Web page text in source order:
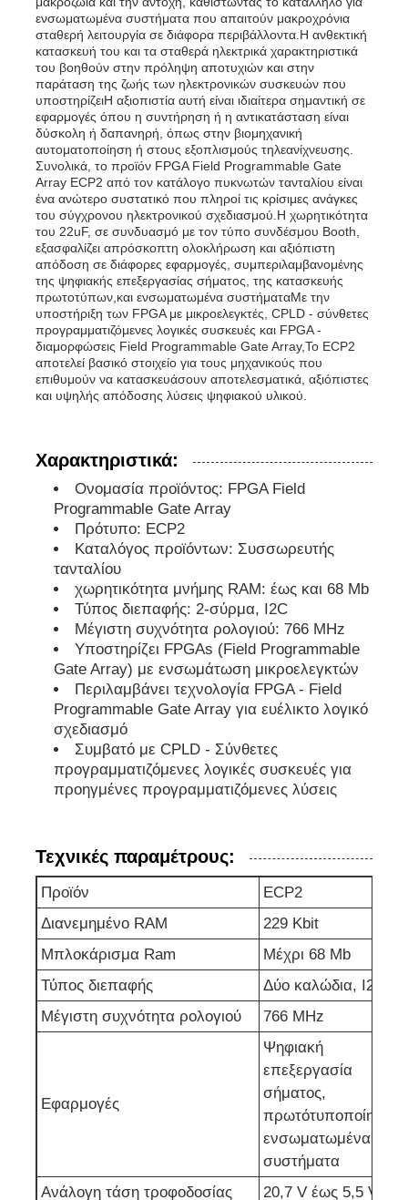
Μονάδα μικροελεγκτών MCU
Σύστημα SOC σε τσιπ
MPU IC
ΚΑΠΚΑΠΚΑ
Ανιχνευτής θερμότητας υπέρυθρου
Τσιπ ολοκληρωμένου κυκλώματος DSP
Τσιπ μνήμης DRAM
eeprom τσιπ
Τσιπ PSRAM
Τσιπ SRAM
Χωρίς φλας
Κύκλωμα διακόπτη EPROM
UART IC
ADC DAC
Ενοποιημένα κυκλώματα ραδιοκυμάτων
Ηλεκτρονικά εξαρτήματα
Προγραμματισμός PLC
Μονάδα GPS
ενσωματωμένα συστήματα που απαιτούν μακροχρόνια
σταθερή λειτουργία σε διάφορα περιβάλλοντα.Η ανθεκτική
κατασκευή του και τα σταθερά ηλεκτρικά χαρακτηριστικά
του βοηθούν στην πρόληψη αποτυχιών και στην
παράταση της ζωής των ηλεκτρονικών συσκευών που
υποστηρίζειΗ αξιοπιστία αυτή είναι ιδιαίτερα σημαντική σε
εφαρμογές όπου η συντήρηση ή η αντικατάσταση είναι
δύσκολη ή δαπανηρή, όπως στην βιομηχανική
αυτοματοποίηση ή στους εξοπλισμούς τηλεανίχνευσης.
Συνολικά, το προϊόν FPGA Field Programmable Gate
Array ECP2 από τον κατάλογο πυκνωτών τανταλίου είναι
ένα ανώτερο συστατικό που πληροί τις κρίσιμες ανάγκες
του σύγχρονου ηλεκτρονικού σχεδιασμού.Η χωρητικότητα
του 22uF, σε συνδυασμό με τον τύπο συνδέσμου Booth,
εξασφαλίζει απρόσκοπτη ολοκλήρωση και αξιόπιστη
απόδοση σε διάφορες εφαρμογές, συμπεριλαμβανομένης
της ψηφιακής επεξεργασίας σήματος, της κατασκευής
πρωτοτύπων,και ενσωματωμένα συστήματαΜε την
υποστήριξη των FPGA με μικροελεγκτές, CPLD - σύνθετες
προγραμματιζόμενες λογικές συσκευές και FPGA -
διαμορφώσεις Field Programmable Gate Array,Το ECP2
αποτελεί βασικό στοιχείο για τους μηχανικούς που
επιθυμούν να κατασκευάσουν αποτελεσματικά, αξιόπιστες
και υψηλής απόδοσης λύσεις ψηφιακού υλικού.
Χαρακτηριστικά:
Ονομασία προϊόντος: FPGA Field
Programmable Gate Array
Πρότυπο: ECP2
Καταλόγος προϊόντων: Συσσωρευτής
τανταλίου
χωρητικότητα μνήμης RAM: έως και 68 Mb
Τύπος διεπαφής: 2-σύρμα, I2C
Μέγιστη συχνότητα ρολογιού: 766 MHz
Υποστηρίζει FPGAs (Field Programmable
Gate Array) με ενσωμάτωση μικροελεγκτών
Περιλαμβάνει τεχνολογία FPGA - Field
Programmable Gate Array για ευέλικτο λογικό
σχεδιασμό
Συμβατό με CPLD - Σύνθετες
προγραμματιζόμενες λογικές συσκευές για
προηγμένες προγραμματιζόμενες λύσεις
Τεχνικές παραμέτρους:
Προϊόν
ECP2
Διανεμημένο RAM
229 Kbit
Μπλοκάρισμα Ram
Μέχρι 68 Mb
Τύπος διεπαφής
Δύο καλώδια, I2C
Μέγιστη συχνότητα ρολογιού
766 MHz
Εφαρμογές
Ψηφιακή
επεξεργασία
σήματος,
πρωτότυποποίηση,
ενσωματωμένα
συστήματα
Ανάλογη τάση τροφοδοσίας
20,7 V έως 5,5 V